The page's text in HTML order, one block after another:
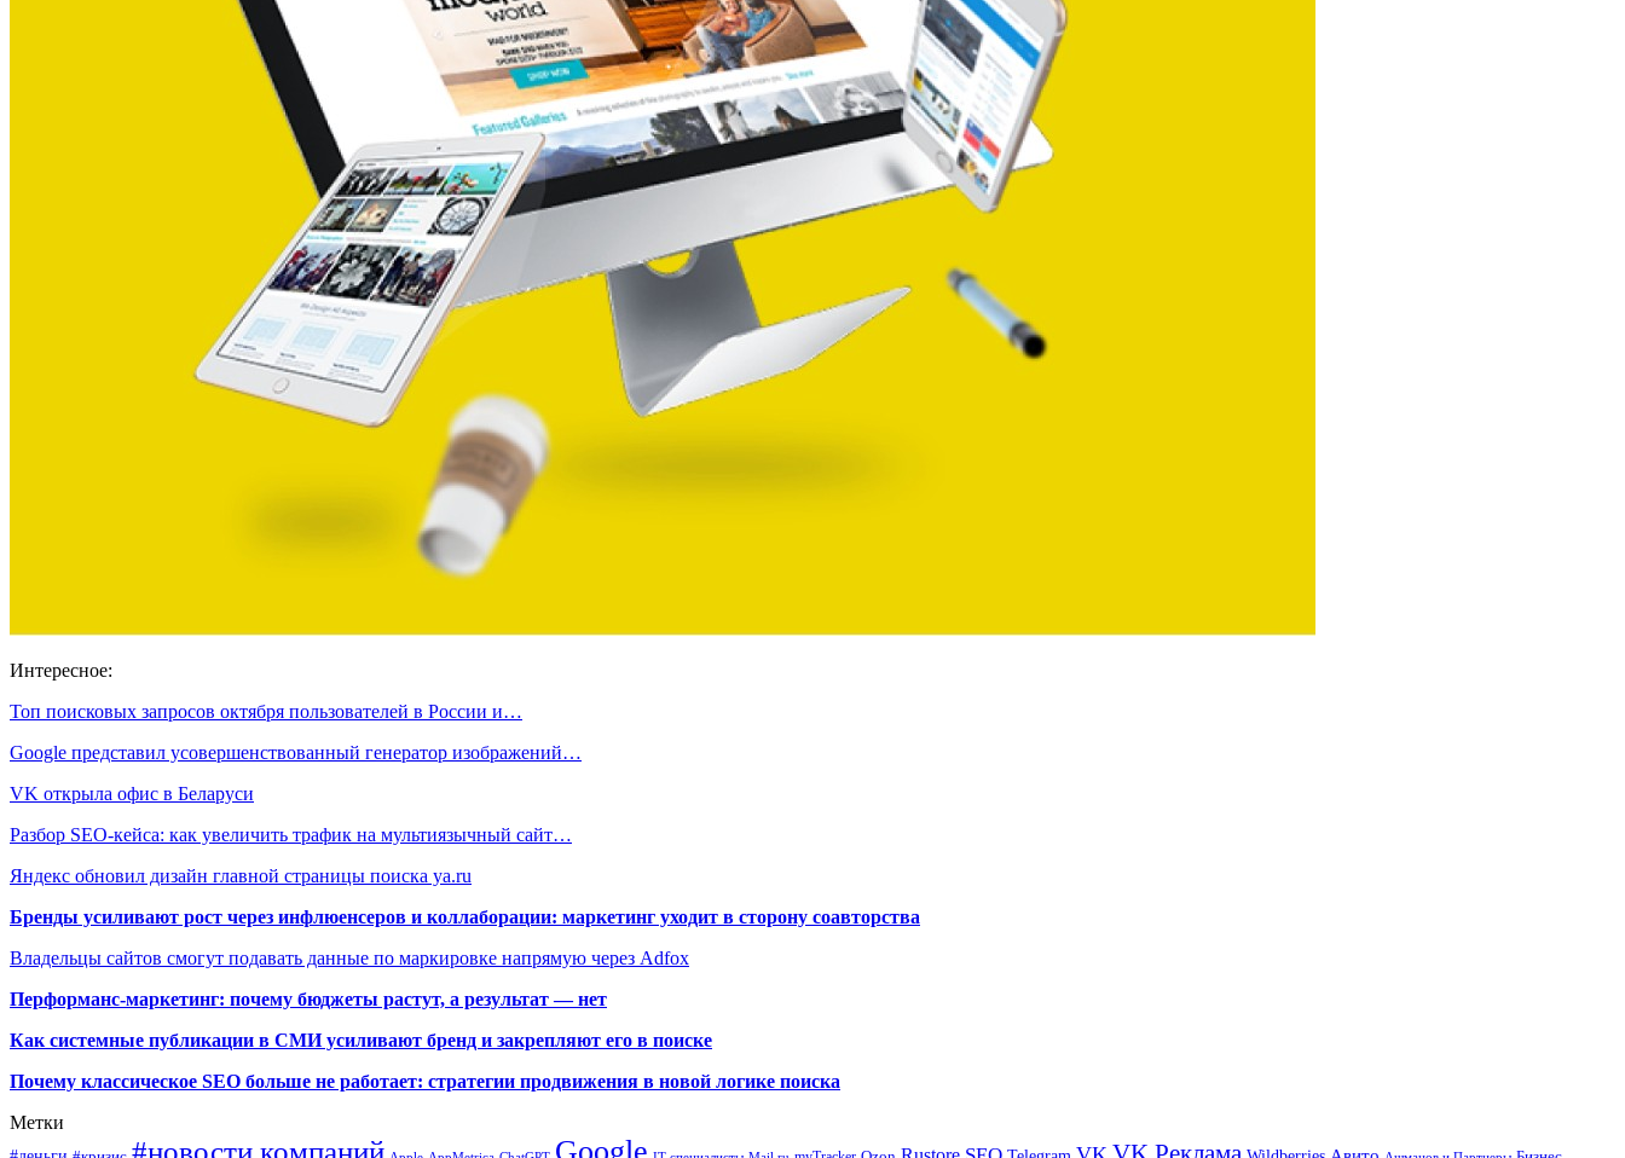
Интересное:
Топ поисковых запросов октября пользователей в России и…
Google представил усовершенствованный генератор изображений…
VK открыла офис в Беларуси
Разбор SEO-кейса: как увеличить трафик на мультиязычный сайт…
Яндекс обновил дизайн главной страницы поиска ya.ru
Бренды усиливают рост через инфлюенсеров и коллаборации: маркетинг уходит в сторону соавторства
Владельцы сайтов смогут подавать данные по маркировке напрямую через Adfox
Перформанс-маркетинг: почему бюджеты растут, а результат — нет
Как системные публикации в СМИ усиливают бренд и закрепляют его в поиске
Почему классическое SEO больше не работает: стратегии продвижения в новой логике поиска
Метки
#новости компаний